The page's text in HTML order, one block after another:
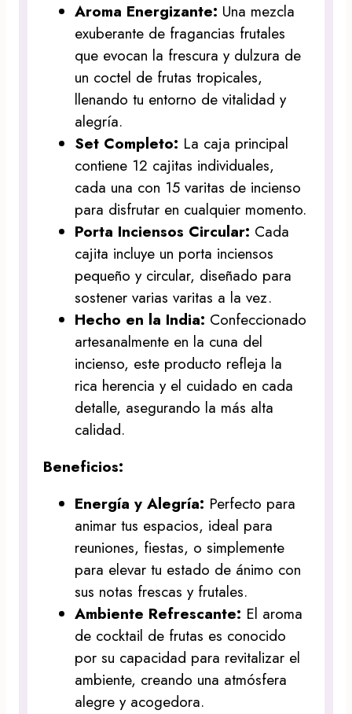
Aroma Energizante: Una mezcla
exuberante de fragancias frutales
que evocan la frescura y dulzura de
un coctel de frutas tropicales,
llenando tu entorno de vitalidad y
alegría.
Set Completo: La caja principal
contiene 12 cajitas individuales,
cada una con 15 varitas de incienso
para disfrutar en cualquier momento.
Porta Inciensos Circular: Cada
cajita incluye un porta inciensos
pequeño y circular, diseñado para
sostener varias varitas a la vez.
Hecho en la India: Confeccionado
artesanalmente en la cuna del
incienso, este producto refleja la
rica herencia y el cuidado en cada
detalle, asegurando la más alta
calidad.
Beneficios:
Energía y Alegría: Perfecto para
animar tus espacios, ideal para
reuniones, fiestas, o simplemente
para elevar tu estado de ánimo con
sus notas frescas y frutales.
Ambiente Refrescante: El aroma
de cocktail de frutas es conocido
por su capacidad para revitalizar el
ambiente, creando una atmósfera
alegre y acogedora.